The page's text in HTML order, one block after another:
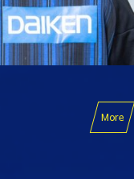
More